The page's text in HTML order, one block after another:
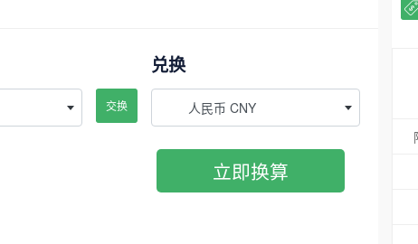
交换
兑换
人民币 CNY
立即换算